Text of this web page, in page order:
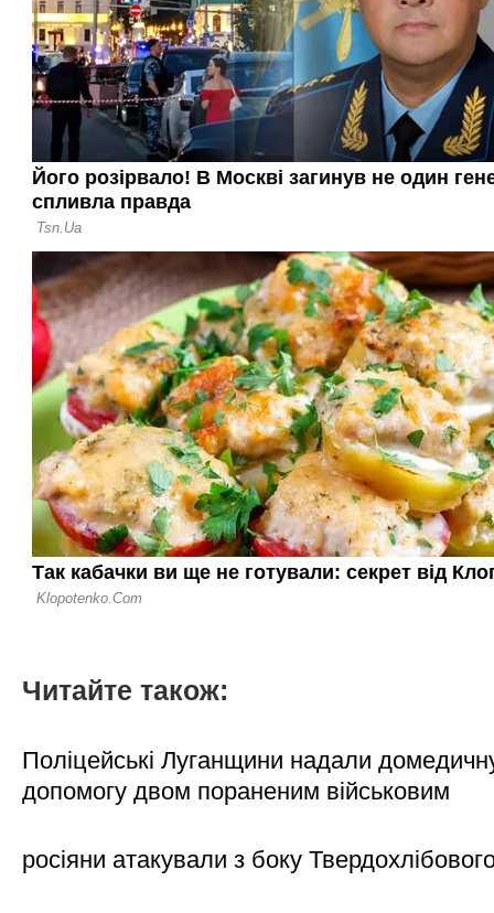
Читайте також:
Поліцейські Луганщини надали
допомогу двом пораненим військовим
росіяни атакували з боку